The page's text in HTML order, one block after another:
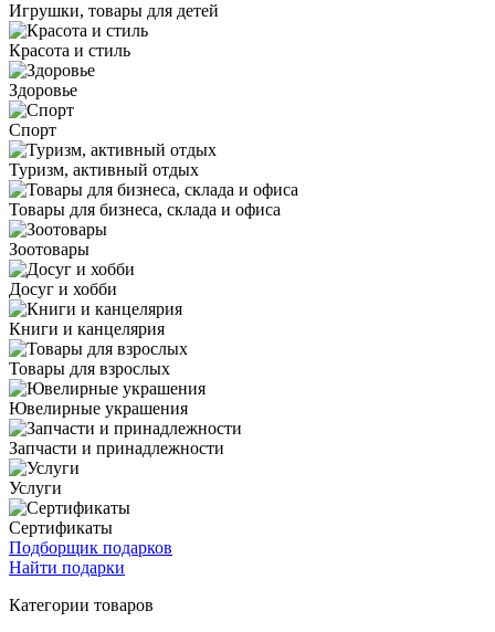
Игрушки, товары для детей
Красота и стиль
Здоровье
Спорт
Туризм, активный отдых
Товары для бизнеса, склада и офиса
Зоотовары
Досуг и хобби
Книги и канцелярия
Товары для взрослых
Ювелирные украшения
Запчасти и принадлежности
Услуги
Сертификаты
Подборщик подарков
Найти подарки
Категории товаров